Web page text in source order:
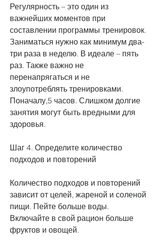
Регулярность – это один из
важнейших моментов при
составлении программы тренировок.
Заниматься нужно как минимум два-
три раза в неделю. В идеале – пять
раз. Также важно не
перенапрягаться и не
злоупотреблять тренировками.
Поначалу,5 часов. Слишком долгие
занятия могут быть вредными для
здоровья.
Шаг 4. Определите количество
подходов и повторений
Количество подходов и повторений
зависит от целей, жареной и соленой
пищи. Пейте больше воды.
Включайте в свой рацион больше
фруктов и овощей.